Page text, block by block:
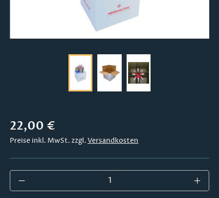
Regulärer Preis:
22,00 €
Preise inkl. MwSt. zzgl. Versandkosten
Produkt Anzahl: Gib den gewünschten